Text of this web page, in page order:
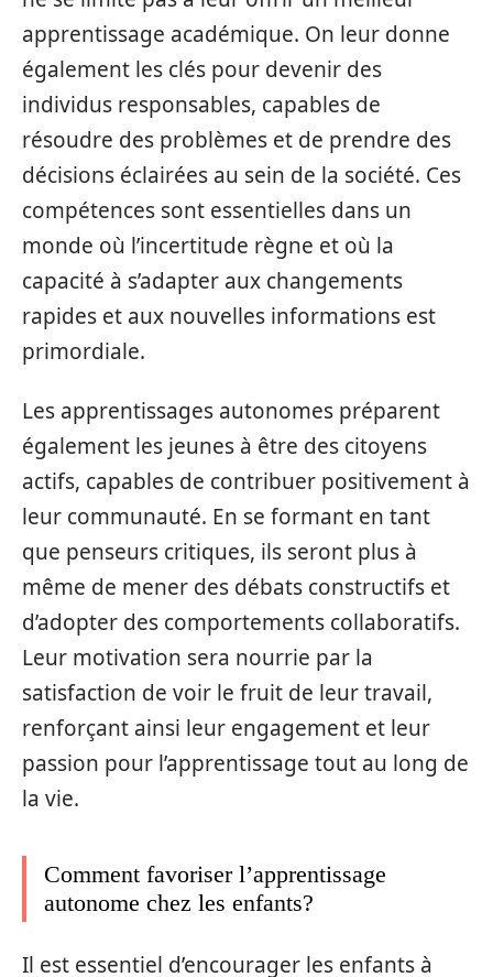
apprentissage académique. On leur donne
également les clés pour devenir des
individus responsables, capables de
résoudre des problèmes et de prendre des
décisions éclairées au sein de la société. Ces
compétences sont essentielles dans un
monde où l’incertitude règne et où la
capacité à s’adapter aux changements
rapides et aux nouvelles informations est
primordiale.
Les apprentissages autonomes préparent
également les jeunes à être des citoyens
actifs, capables de contribuer positivement à
leur communauté. En se formant en tant
que penseurs critiques, ils seront plus à
même de mener des débats constructifs et
d’adopter des comportements collaboratifs.
Leur motivation sera nourrie par la
satisfaction de voir le fruit de leur travail,
renforçant ainsi leur engagement et leur
passion pour l’apprentissage tout au long de
la vie.
Comment favoriser l’apprentissage
autonome chez les enfants?
Il est essentiel d’encourager les enfants à